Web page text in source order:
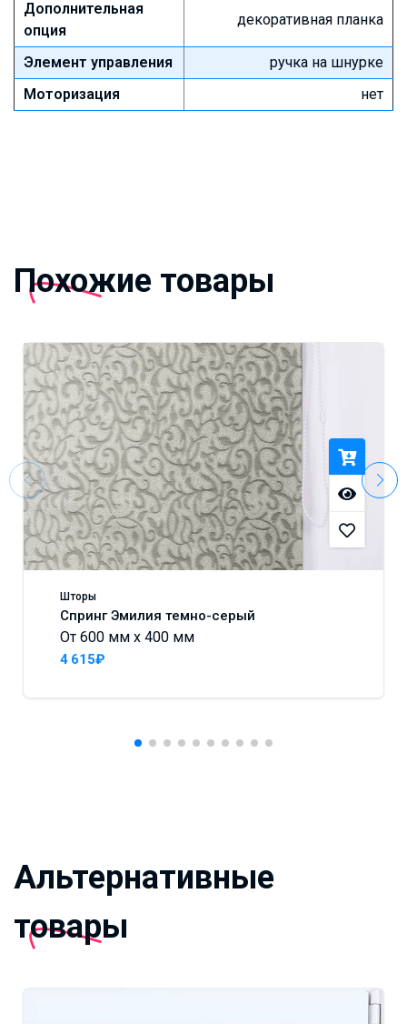
Дополнительная
опция
декоративная планка
Элемент управления
ручка на шнурке
Моторизация
нет
Похожие товары
Шторы
Спринг Эмилия темно-серый
От 600 мм x 400 мм
4 615₽
Альтернативные
товары